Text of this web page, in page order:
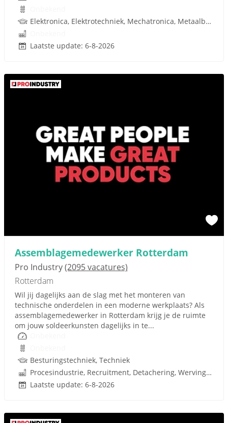
Elektronica, Elektrotechniek, Mechatronica, Metaalbewerking, Werktuigbouwkunde
Laatste update: 6-8-2026
Assemblagemedewerker Rotterdam
Pro Industry(2095 vacatures)
Rotterdam
Wil jij dagelijks aan de slag met het monteren van
technische onderdelen in een moderne werkplaats? Als
assemblagemedewerker in Rotterdam krijg je de ruimte
om jouw soldeerkunsten dagelijks in te...
Besturingstechniek, Techniek
Procesindustrie, Recruitment, Detachering, Werving en Selectie
Laatste update: 6-8-2026